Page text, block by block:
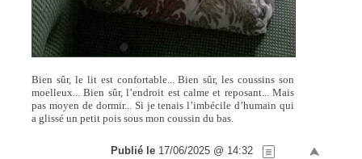
Bien sûr, le lit est confortable... Bien sûr, les coussins son
moelleux... Bien sûr, l’endroit est calme et reposant... Mais
pas moyen de dormir... Si je tenais l’imbécile d’humain qui
a glissé un petit pois sous mon coussin du bas.
Publié le 17/06/2025 @ 14:32